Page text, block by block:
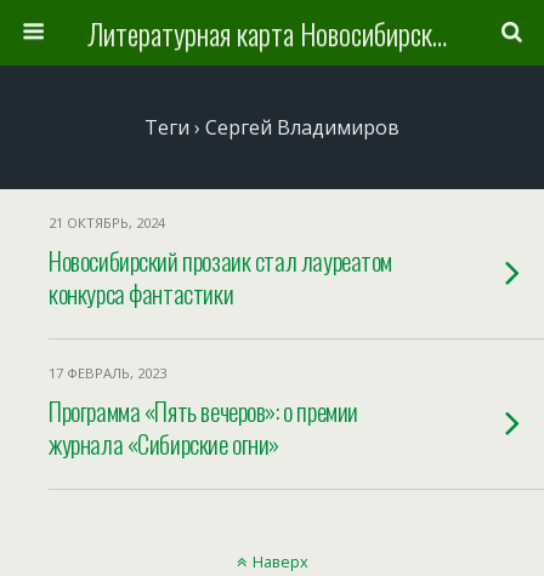
Литературная карта Новосибирска и Новосибирской области
Теги › Сергей Владимиров
21 ОКТЯБРЬ, 2024
Новосибирский прозаик стал лауреатом
конкурса фантастики
17 ФЕВРАЛЬ, 2023
Программа «Пять вечеров»: о премии
журнала «Сибирские огни»
Наверх